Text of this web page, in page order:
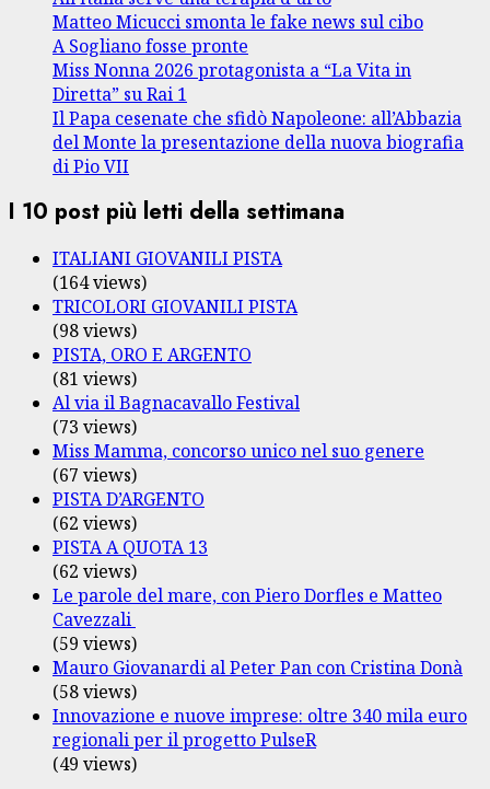
Matteo Micucci smonta le fake news sul cibo
A Sogliano fosse pronte
Miss Nonna 2026 protagonista a “La Vita in
Diretta” su Rai 1
Il Papa cesenate che sfidò Napoleone: all’Abbazia
del Monte la presentazione della nuova biografia
di Pio VII
I 10 post più letti della settimana
ITALIANI GIOVANILI PISTA
(164 views)
TRICOLORI GIOVANILI PISTA
(98 views)
PISTA, ORO E ARGENTO
(81 views)
Al via il Bagnacavallo Festival
(73 views)
Miss Mamma, concorso unico nel suo genere
(67 views)
PISTA D’ARGENTO
(62 views)
PISTA A QUOTA 13
(62 views)
Le parole del mare, con Piero Dorfles e Matteo
Cavezzali
(59 views)
Mauro Giovanardi al Peter Pan con Cristina Donà
(58 views)
Innovazione e nuove imprese: oltre 340 mila euro
regionali per il progetto PulseR
(49 views)